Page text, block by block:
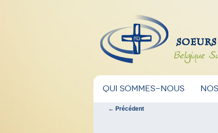
Belgique
Menu
principal
Aller
au
Aller
au
Qui sommes-nous
Navigation
← Précédent